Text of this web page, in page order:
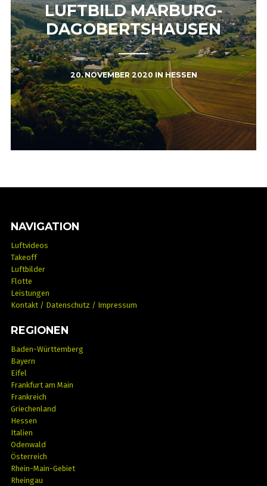
LUFTBILD MARBURG-
DAGOBERTSHAUSEN
20. NOVEMBER 2020 INHESSEN
NAVIGATION
Luftvideos
Takeoff
Luftbilder
Flotte
Leistungen
Kontakt / Datenschutz / Impressum
REGIONEN
Baden-Württemberg
Bayern
Eifel
Frankfurt am Main
Frankreich
Griechenland
Hessen
Italien
Odenwald
Österreich
Rhein-Main-Gebiet
Rheingau